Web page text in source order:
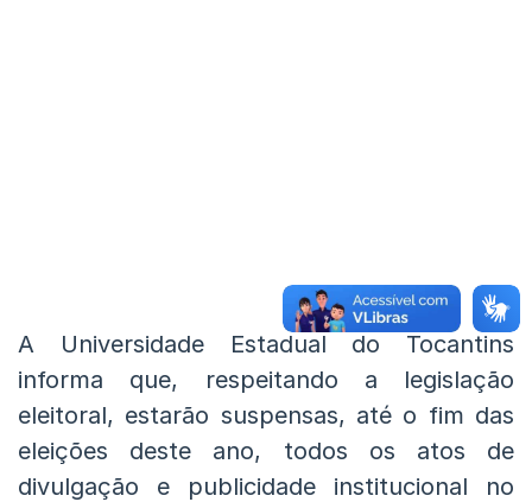
A Universidade Estadual do Tocantins
informa que, respeitando a legislação
eleitoral, estarão suspensas, até o fim das
eleições deste ano, todos os atos de
divulgação e publicidade institucional no